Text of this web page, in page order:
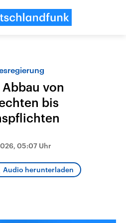
aus
USA
mit großem Einfluss auf
von
bis
05:07 Uhr
Audio herunterladen